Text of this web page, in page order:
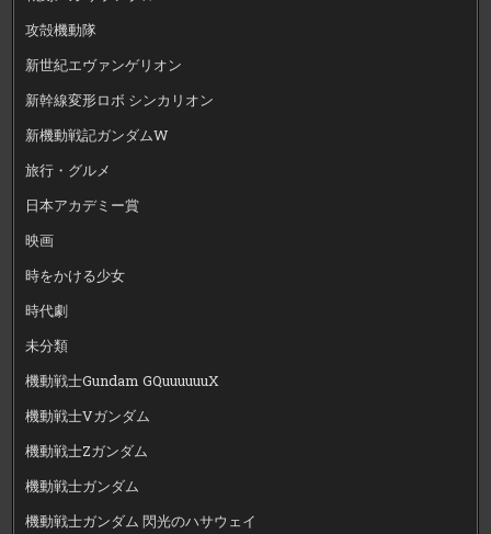
攻殻機動隊
新世紀エヴァンゲリオン
新幹線変形ロボ シンカリオン
新機動戦記ガンダムW
旅行・グルメ
日本アカデミー賞
映画
時をかける少女
時代劇
未分類
機動戦士Gundam GQuuuuuuX
機動戦士Vガンダム
機動戦士Zガンダム
機動戦士ガンダム
機動戦士ガンダム 閃光のハサウェイ